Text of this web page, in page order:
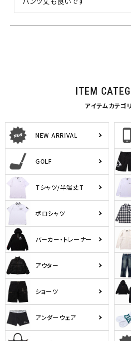
ITEM
アイテムカテゴ
NEW ARRIVAL
GOLF
Tシャツ/半端丈T
ポロシャツ
パーカー・トレーナー
アウター
ショーツ
アンダーウェア